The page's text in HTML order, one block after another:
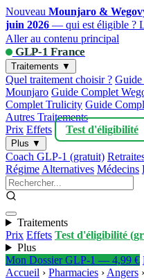
Nouveau Mounjaro &
juin 2026 — qui est éligible ?
Aller au contenu principal
GLP-1 France
Traitements ▼
Quel traitement choisir ?
Mounjaro Guide Complet
Complet Trulicity Guide
Autres Traitements
Prix Effets Test d'éligibilité
Plus ▼
Coach GLP-1 (gratuit)
Régime Alternatives Médecins
Traitements
Prix Effets Test d'éligibilité
Plus
Mon Dossier GLP-1 — 4,99 €
Accueil › Pharmacies › Angers ›